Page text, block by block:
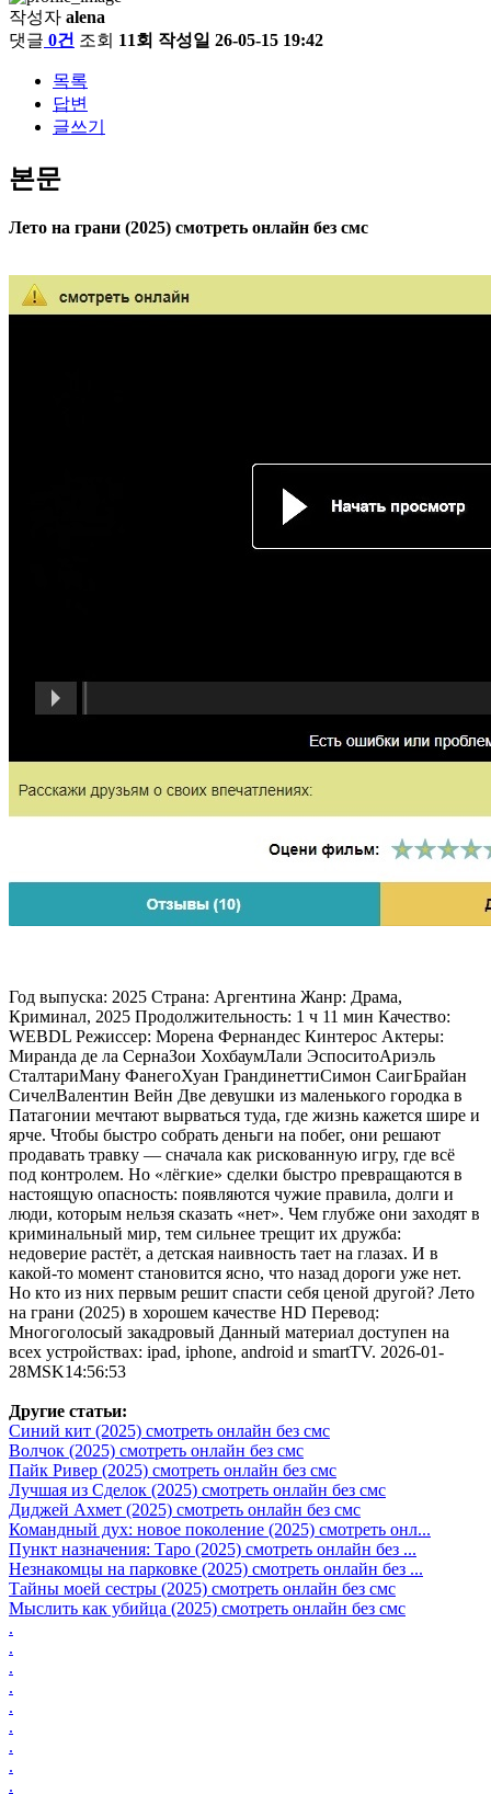
작성자 alena
댓글 0건 조회 11회 작성일 26-05-15 19:42
목록
답변
글쓰기
본문
Лето на грани (2025) смотреть онлайн без смс
Год выпуска: 2025 Страна: Аргентина Жанр: Драма,
Криминал, 2025 Продолжительность: 1 ч 11 мин Качество:
WEBDL Режиссер: Морена Фернандес Кинтерос Актеры:
Миранда де ла СернаЗои ХохбаумЛали ЭспоситоАриэль
СталтариМану ФанегоХуан ГрандинеттиСимон СаигБрайан
СичелВалентин Вейн Две девушки из маленького городка в
Патагонии мечтают вырваться туда, где жизнь кажется шире и
ярче. Чтобы быстро собрать деньги на побег, они решают
продавать травку — сначала как рискованную игру, где всё
под контролем. Но «лёгкие» сделки быстро превращаются в
настоящую опасность: появляются чужие правила, долги и
люди, которым нельзя сказать «нет». Чем глубже они заходят в
криминальный мир, тем сильнее трещит их дружба:
недоверие растёт, а детская наивность тает на глазах. И в
какой-то момент становится ясно, что назад дороги уже нет.
Но кто из них первым решит спасти себя ценой другой? Лето
на грани (2025) в хорошем качестве HD Перевод:
Многоголосый закадровый Данный материал доступен на
всех устройствах: ipad, iphone, android и smartTV. 2026-01-
28MSK14:56:53
Другие статьи:
Синий кит (2025) смотреть онлайн без смс
Волчок (2025) смотреть онлайн без смс
Пайк Ривер (2025) смотреть онлайн без смс
Лучшая из Сделок (2025) смотреть онлайн без смс
Диджей Ахмет (2025) смотреть онлайн без смс
Командный дух: новое поколение (2025) смотреть онл...
Пункт назначения: Таро (2025) смотреть онлайн без ...
Незнакомцы на парковке (2025) смотреть онлайн без ...
Тайны моей сестры (2025) смотреть онлайн без смс
Мыслить как убийца (2025) смотреть онлайн без смс
.
.
.
.
.
.
.
.
.